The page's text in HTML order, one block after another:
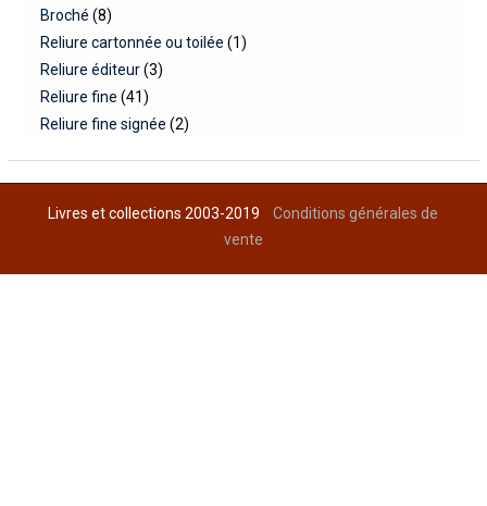
Broché (8)
Reliure cartonnée ou toilée (1)
Reliure éditeur (3)
Reliure fine (41)
Reliure fine signée (2)
Livres et collections 2003-2019Conditions générales de
vente